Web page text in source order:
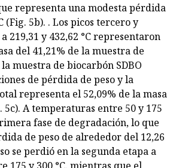
representa una modesta pérdida
(Fig. 5b). . Los picos tercero y
219,31 y 432,62 °C representaron
del 41,21% de la muestra de
la muestra de biocarbón SDBO
de pérdida de peso y la
representa el 52,09% de la masa
5c). A temperaturas entre 50 y 175
fase de degradación, lo que
de peso de alrededor del 12,26
se perdió en la segunda etapa a